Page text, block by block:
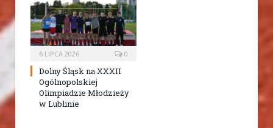
6 LIPCA 2026 0
Dolny Śląsk na XXXII
Ogólnopolskiej
Olimpiadzie Młodzieży
w Lublinie